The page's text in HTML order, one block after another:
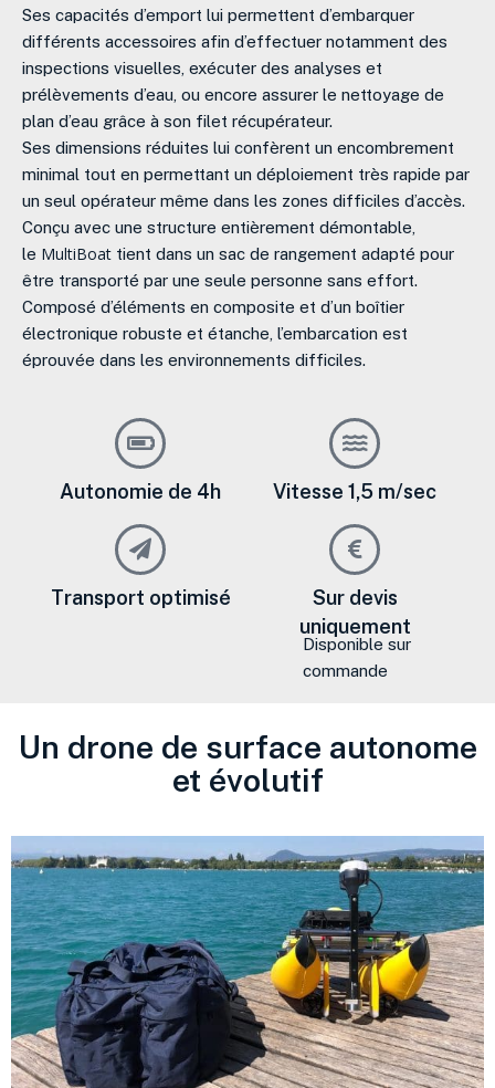
Ses capacités d’emport lui permettent d’embarquer
différents accessoires afin d’effectuer notamment des
inspections visuelles, exécuter des analyses et
prélèvements d’eau, ou encore assurer le nettoyage de
plan d’eau grâce à son filet récupérateur.
Ses dimensions réduites lui confèrent un encombrement
minimal tout en permettant un déploiement très rapide par
un seul opérateur même dans les zones difficiles d’accès.
Conçu avec une structure entièrement démontable,
le MultiBoat tient dans un sac de rangement adapté pour
être transporté par une seule personne sans effort.
Composé d’éléments en composite et d’un boîtier
électronique robuste et étanche, l’embarcation est
éprouvée dans les environnements difficiles.
Autonomie de 4h
Transport optimisé
Vitesse 1,5 m/sec
Sur devis
uniquement
Disponible sur
commande
Un drone de surface autonome
et évolutif